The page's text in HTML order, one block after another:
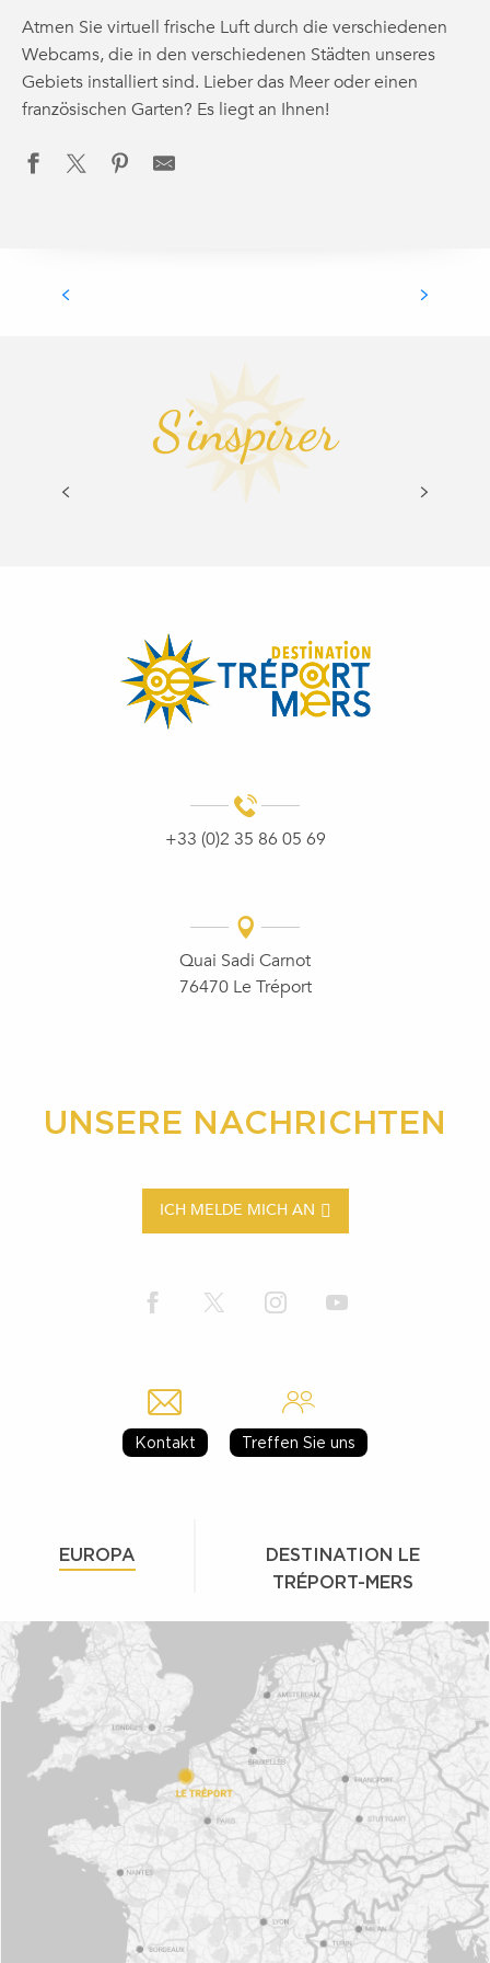
Atmen Sie virtuell frische Luft durch die verschiedenen
Webcams, die in den verschiedenen Städten unseres
Gebiets installiert sind. Lieber das Meer oder einen
französischen Garten? Es liegt an Ihnen!
S'inspirer
GLASBLÄSER-KNOW-HOW
+33 (0)2 35 86 05 69
Quai Sadi Carnot
76470 Le Tréport
UNSERE NACHRICHTEN
ICH MELDE MICH AN
Kontakt Treffen Sie uns
EUROPA
DESTINATION LE
TRÉPORT-MERS